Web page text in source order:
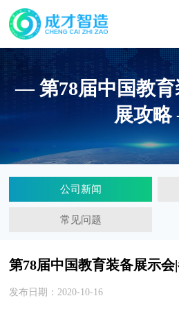
— 第78届中国教育
展攻
公司新闻
常见问题
第78届中国教育装备展示会
发布日期：2020-10-16